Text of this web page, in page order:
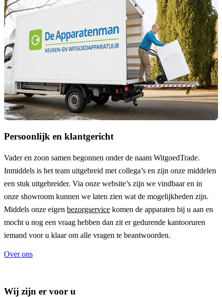
Persoonlijk en klantgericht
Vader en zoon samen begonnen onder de naam WitgoedTrade.
Inmiddels is het team uitgebreid met collega’s en zijn onze middelen
een stuk uitgebreider. Via onze website’s zijn we vindbaar en in
onze showroom kunnen we laten zien wat de mogelijkheden zijn.
Middels onze eigen bezorgservice komen de apparaten bij u aan en
mocht u nog een vraag hebben dan zit er gedurende kantooruren
iemand voor u klaar om alle vragen te beantwoorden.
Over ons
Wij zijn er voor u